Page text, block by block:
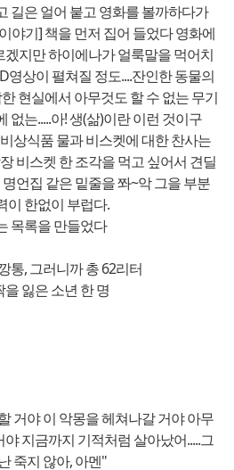
길은 얼어 붙고 영화를 볼까하다가
야기] 책을 먼저 집어 들었다 영화에
지만 하이에나가 얼룩말을 먹어치
영상이 펼쳐질 정도....잔인한 동물의
현실에서 아무것도 할 수 없는 무기
없는.....아! 생(삶)이란 이런 것이구
상식품 물과 비스켓에 대한 찬사는
비스켓 한 조각을 먹고 싶어서 견딜
언집 같은 밑줄을 쫘~악 그을 부분
이 한없이 부럽다.
목록을 만들었다
통, 그러니까 총 62리터
잃은 소년 한 명
거야 이 악몽을 헤쳐나갈 거야 아무
지금까지 기적처럼 살아났어.....그
죽지 않아, 아멘"